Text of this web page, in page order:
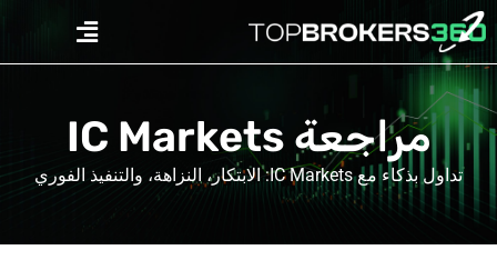
Skip
to
content
Menu
مراجعة IC Markets
تداول بذكاء مع IC Markets: الابتكار، النزاهة، والتنفيذ الفوري